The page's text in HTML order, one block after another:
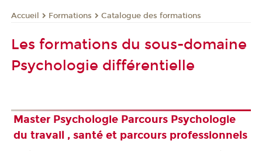
Accueil Formations Catalogue des formations
Les formations du sous-domaine
Psychologie différentielle
Master Psychologie Parcours Psychologie
du travail , santé et parcours professionnels